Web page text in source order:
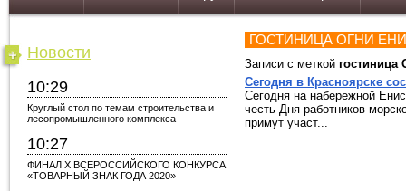
Новости
10:29
Круглый стол по темам строительства и
лесопромышленного комплекса
10:27
ФИНАЛ X ВСЕРОССИЙСКОГО КОНКУРСА
«ТОВАРНЫЙ ЗНАК ГОДА 2020»
ГОСТИНИЦА ОГНИ
Записи с меткой гостиница
Сегодня в Красноярске
Сегодня на набережной
честь Дня работников
примут участ...